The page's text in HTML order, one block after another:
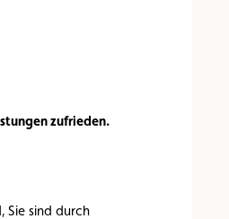
zufrieden.
Sie sind durch